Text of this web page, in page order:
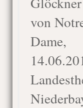
von
Dame,